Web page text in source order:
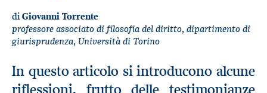
diGiovanni Torrente
professore associato di filosofia del diritto, dipartimento di
giurisprudenza, Università di Torino
In questo articolo si introducono alcune
riflessioni, frutto delle testimonianze